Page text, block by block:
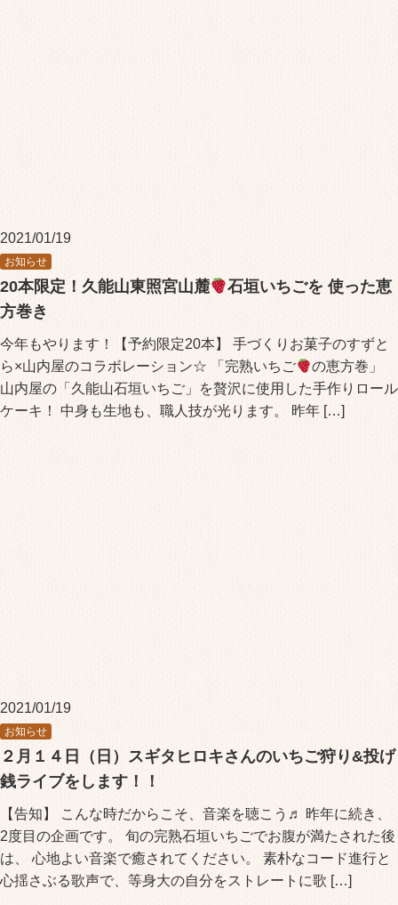
2021/01/19
お知らせ
20本限定！久能山東照宮山麓
石垣いちごを 使った恵
方巻き
今年もやります！【予約限定20本】 手づくりお菓子のすずと
ら×山内屋のコラボレーション☆ 「完熟いちご
の恵方巻」
山内屋の「久能山石垣いちご」を贅沢に使用した手作りロール
ケーキ！ 中身も生地も、職人技が光ります。 昨年 […]
2021/01/19
お知らせ
２月１４日（日）スギタヒロキさんのいちご狩り&投げ
銭ライブをします！！
【告知】 こんな時だからこそ、音楽を聴こう♬ 昨年に続き、
2度目の企画です。 旬の完熟石垣いちごでお腹が満たされた後
は、 心地よい音楽で癒されてください。 素朴なコード進行と
心揺さぶる歌声で、等身大の自分をストレートに歌 […]